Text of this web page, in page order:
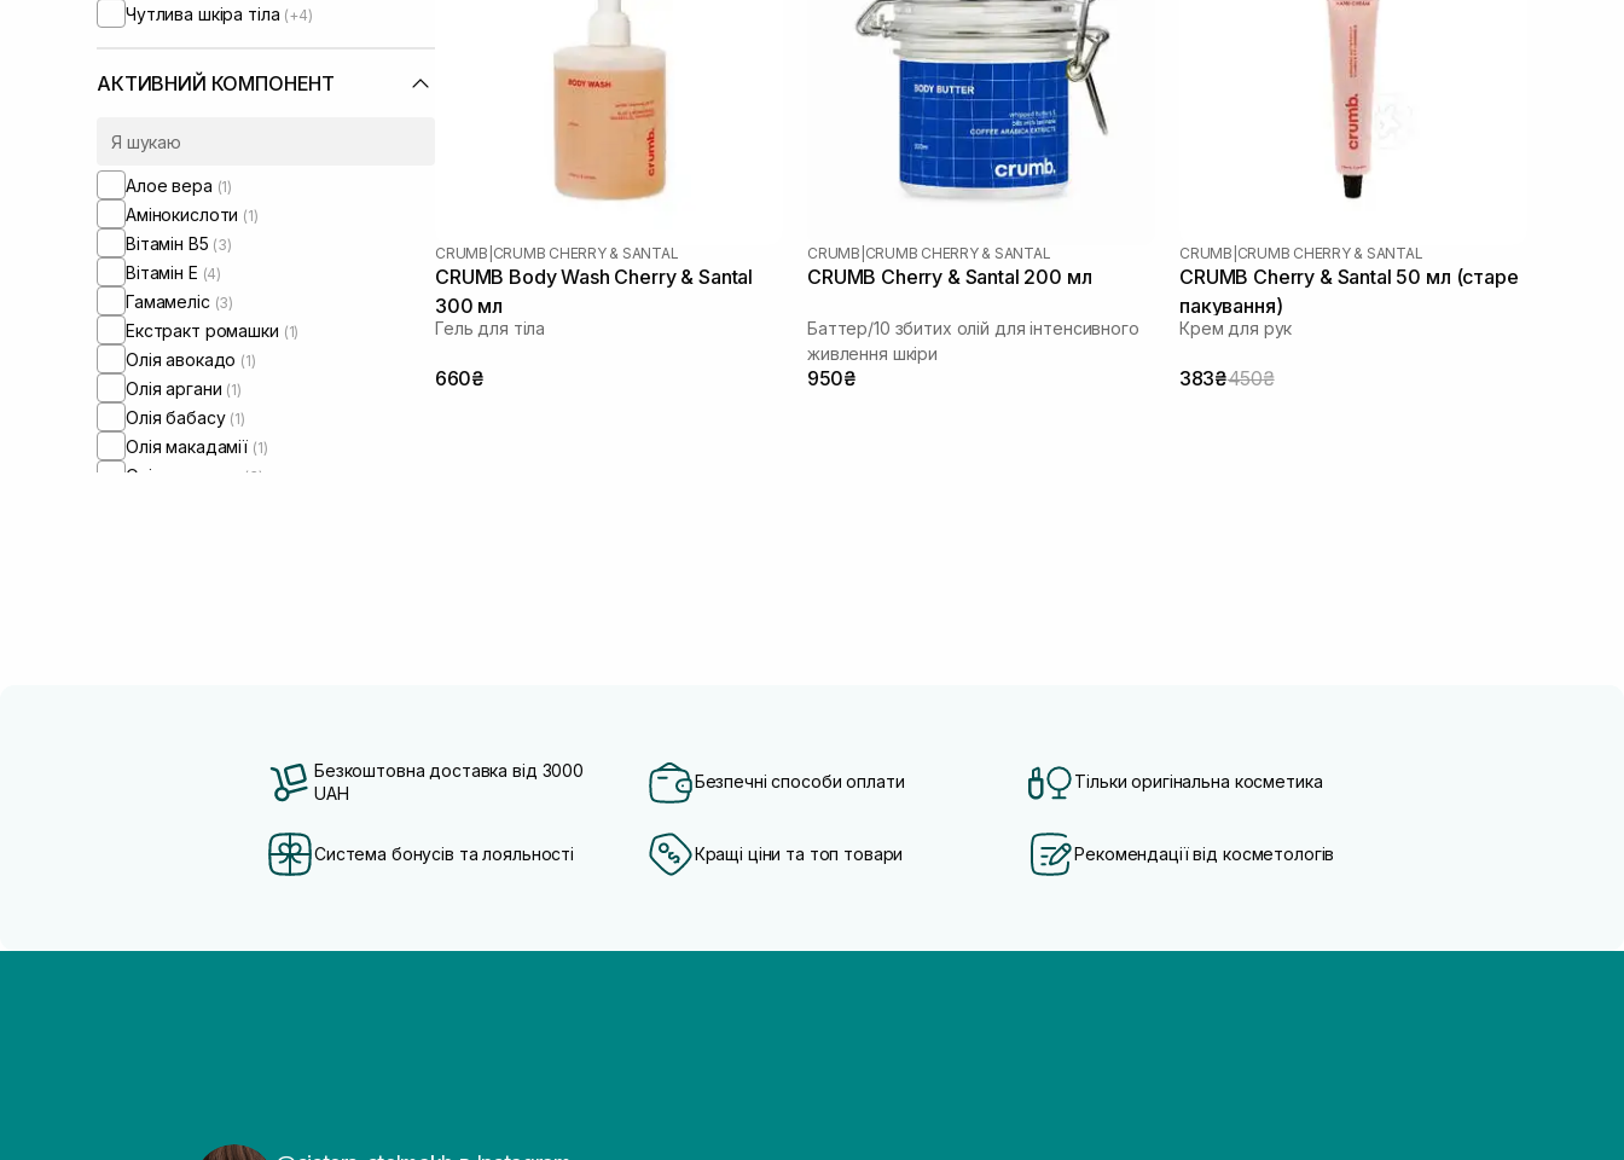
Чутлива шкіра тіла (+4)
АКТИВНИЙ КОМПОНЕНТ
Алое вера (1)
Амінокислоти (1)
Вітамін B5 (3)
Вітамін Е (4)
Гамамеліс (3)
Екстракт ромашки (1)
Олія авокадо (1)
Олія аргани (1)
Олія бабасу (1)
Олія макадамії (1)
Олія мигдалю (3)
CRUMB CRUMB CHERRY & SANTAL
CRUMB Body Wash Cherry & Santal
300 мл
Гель для тіла
660₴
CRUMB CRUMB CHERRY & SANTAL
CRUMB Cherry & Santal 200 мл
Баттер/10 збитих олій для інтенсивного
живлення шкіри
950₴
CRUMB CRUMB CHERRY & SANTAL
CRUMB Cherry & Santal 50 мл (старе
пакування)
Крем для рук
383₴450₴
Безкоштовна доставка від 3000
UAH
Безпечні способи оплати Тільки оригінальна косметика
Система бонусів та лояльності Кращі ціни та топ товари Рекомендації від косметологів